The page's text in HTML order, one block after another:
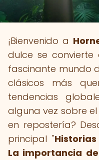
¡Bienvenido a
dulce se convierte
fascinante mundo
clásicos más
tendencias
alguna vez sobre
en repostería?
principal "
La importancia